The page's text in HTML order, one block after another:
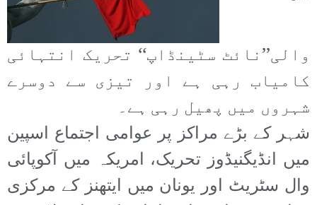
والی’’نائٹ سٹینڈاپ‘‘ تحریک انتہائی
کامیاب رہی ہے اور تیزی سے دوسرے
شہروں میں پھیل رہی ہے۔
شہر کے بڑے مراکز پر عوامی اجتماع اسپین
میں انڈیگنیڈوز تحریک، امریکہ میں آکوپائی
وال سٹریٹ اور یونان میں ایتھنز کے مرکزی